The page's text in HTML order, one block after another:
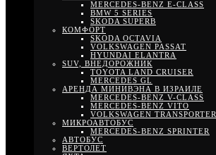
MERCEDES-BENZ E-CLASS
BMW 5 SERIES
SKODA SUPERB
КОМФОРТ
SKODA OCTAVIA
VOLKSWAGEN PASSAT
HYUNDAI ELANTRA
SUV, ВНЕДОРОЖНИК
TOYOTA LAND CRUISER
MERCEDES GL
АРЕНДА МИНИВЭНА В ИЗРАИЛЕ
MERCEDES-BENZ V-CLASS
MERCEDES-BENZ VITO
VOLKSWAGEN TRANSPORTER
МИКРОАВТОБУС
MERCEDES-BENZ SPRINTER
АВТОБУС
ВЕРТОЛЕТ